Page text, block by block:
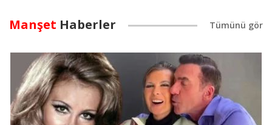
Manşet Haberler